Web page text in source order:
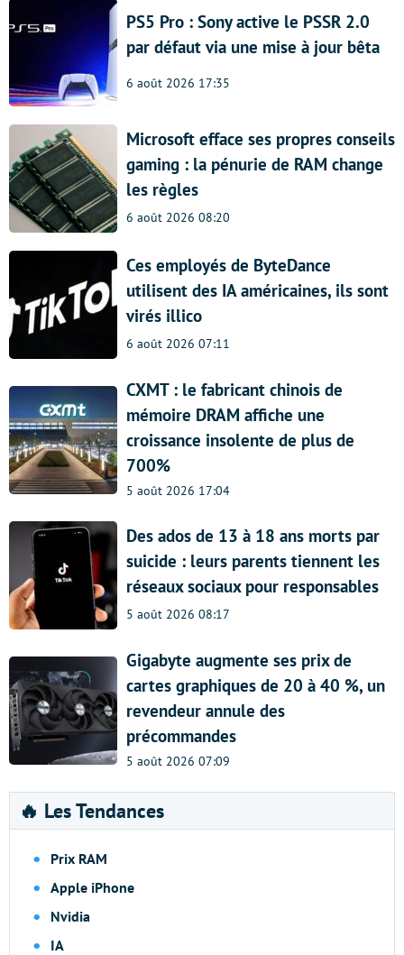
PS5 Pro : Sony active le PSSR 2.0
par défaut via une mise à jour bêta
6 août 2026 17:35
Microsoft efface ses propres conseils
gaming : la pénurie de RAM change
les règles
6 août 2026 08:20
Ces employés de ByteDance
utilisent des IA américaines, ils sont
virés illico
6 août 2026 07:11
CXMT : le fabricant chinois de
mémoire DRAM affiche une
croissance insolente de plus de
700%
5 août 2026 17:04
Des ados de 13 à 18 ans morts par
suicide : leurs parents tiennent les
réseaux sociaux pour responsables
5 août 2026 08:17
Gigabyte augmente ses prix de
cartes graphiques de 20 à 40 %, un
revendeur annule des
précommandes
5 août 2026 07:09
🔥 Les Tendances
Prix RAM
Apple iPhone
Nvidia
IA